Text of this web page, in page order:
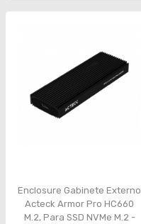
Enclosure Gabinete Externo
Acteck Armor Pro HC660
M.2, Para SSD NVMe M.2 -